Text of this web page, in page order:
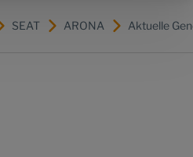
SEAT ARONA Aktuelle